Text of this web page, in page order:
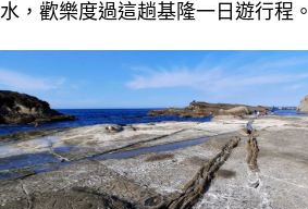
水，歡樂度過這趟基隆一日遊行程。